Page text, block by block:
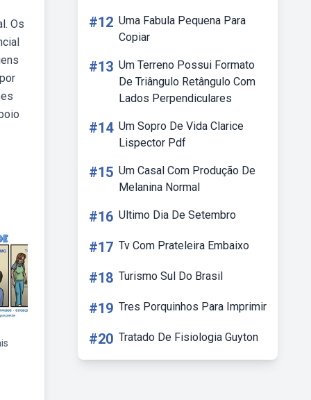
Os
#12 Uma Fabula Pequena Para
Copiar
#13 Um Terreno Possui Formato
De Triângulo Retângulo Com
Lados Perpendiculares
#14 Um Sopro De Vida Clarice
Lispector Pdf
#15 Um Casal Com Produção De
Melanina Normal
#16 Ultimo Dia De Setembro
#17 Tv Com Prateleira Embaixo
#18 Turismo Sul Do Brasil
#19 Tres Porquinhos Para Imprimir
#20 Tratado De Fisiologia Guyton